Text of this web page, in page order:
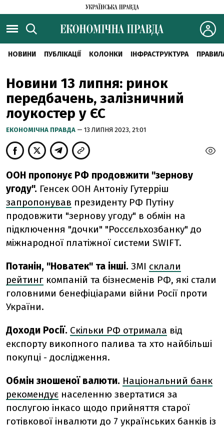
НОВИНИ ПУБЛІКАЦІЇ КОЛОНКИ ІНФРАСТРУКТУРА
Новини 13 липня: ринок
передбачень, залізничний
лоукостер у ЄС
ЕКОНОМІЧНА ПРАВДА — 13 ЛИПНЯ 2023, 21:01
ООН пропонує РФ продовжити "зернову
угоду". Генсек ООН Антоніу Гутерріш
запропонував президенту РФ Путіну
продовжити "зернову угоду" в обмін на
підключення "дочки" "Россєльхозбанку" до
міжнародної платіжної системи SWIFT.
Потанін, "Новатек" та інші. ЗМІ склали
рейтинг компаній та бізнесменів РФ, які стали
головними бенефіціарами війни Росії проти
України.
Доходи Росії. Скільки РФ отримала від
експорту викопного палива та хто найбільші
покупці - дослідження.
Обмін зношеної валюти. Національний банк
рекомендує населенню звертатися за
послугою інкасо щодо прийняття старої
готівкової інвалюти до 7 українських банків із